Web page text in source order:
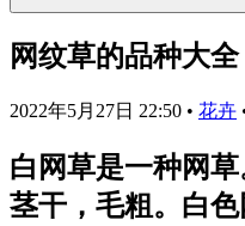
网纹草的品种大全
2022年5月27日 22:50 • 花卉
白网草是一种网
茎干，毛粗。白